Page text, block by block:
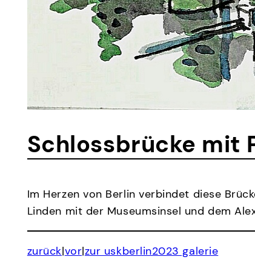
Schlossbrücke mit
Im Herzen von Berlin verbindet diese
Linden mit der Museumsinsel und dem
zurück|vor|zur uskberlin2023 galerie